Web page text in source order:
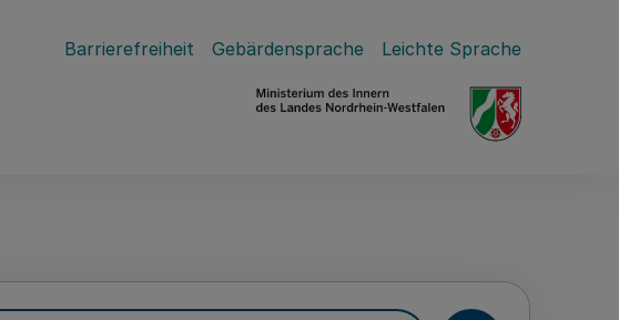
Barrierefreiheit Gebärdensprache Leichte Sprache